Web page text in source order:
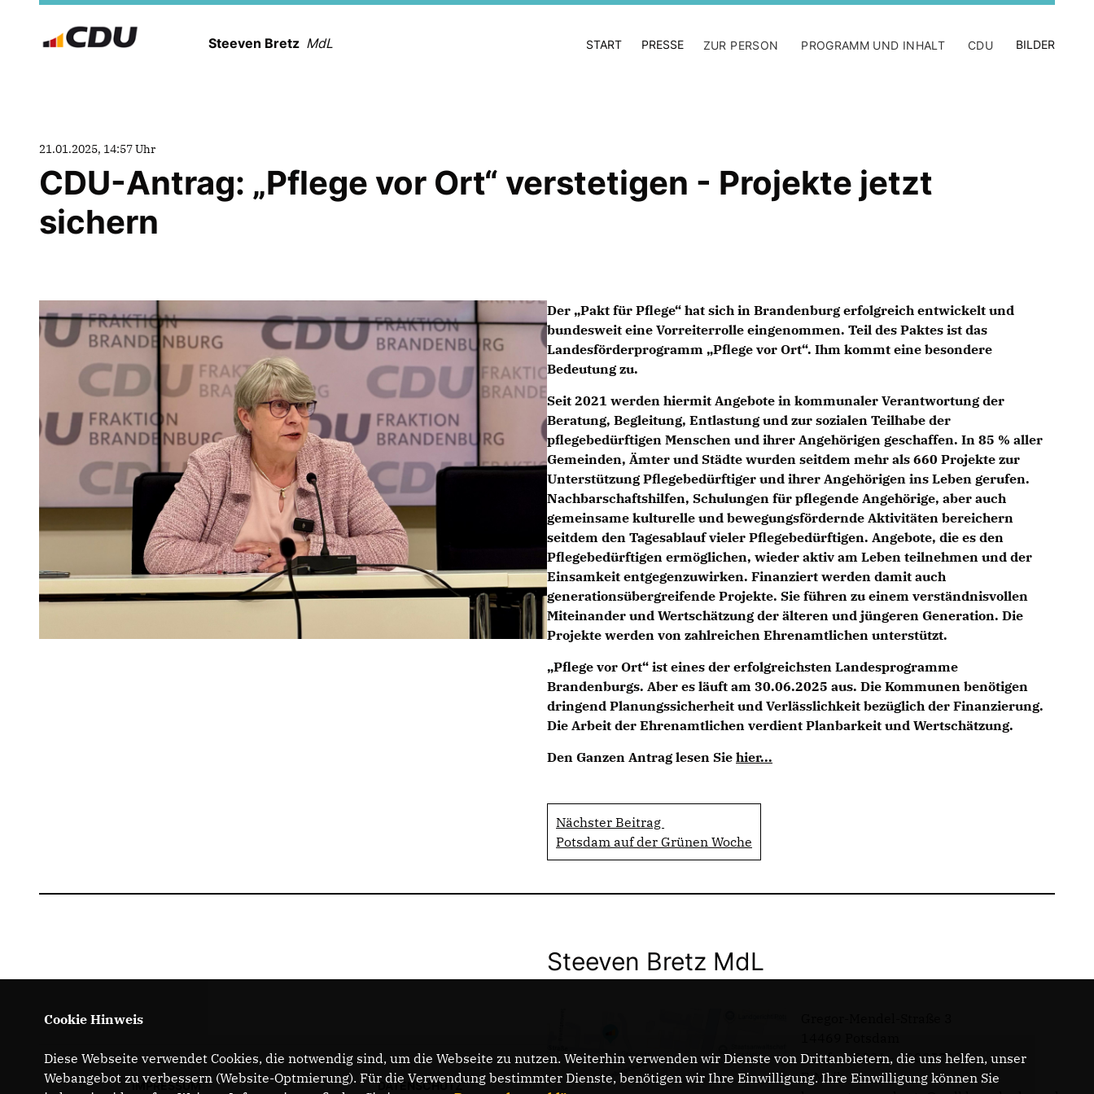
Steeven Bretz MdL START PRESSE ZUR PERSON PROGRAMM UND INHALT CDU BILDER
21.01.2025, 14:57 Uhr
CDU-Antrag: „Pflege vor Ort“ verstetigen - Projekte jetzt
sichern
Der „Pakt für Pflege“ hat sich in Brandenburg erfolgreich entwickelt und
bundesweit eine Vorreiterrolle eingenommen. Teil des Paktes ist das
Landesförderprogramm „Pflege vor Ort“. Ihm kommt eine besondere
Bedeutung zu.
Seit 2021 werden hiermit Angebote in kommunaler Verantwortung der
Beratung, Begleitung, Entlastung und zur sozialen Teilhabe der
pflegebedürftigen Menschen und ihrer Angehörigen geschaffen. In 85 % aller
Gemeinden, Ämter und Städte wurden seitdem mehr als 660 Projekte zur
Unterstützung Pflegebedürftiger und ihrer Angehörigen ins Leben gerufen.
Nachbarschaftshilfen, Schulungen für pflegende Angehörige, aber auch
gemeinsame kulturelle und bewegungsfördernde Aktivitäten bereichern
seitdem den Tagesablauf vieler Pflegebedürftigen. Angebote, die es den
Pflegebedürftigen ermöglichen, wieder aktiv am Leben teilnehmen und der
Einsamkeit entgegenzuwirken. Finanziert werden damit auch
generationsübergreifende Projekte. Sie führen zu einem verständnisvollen
Miteinander und Wertschätzung der älteren und jüngeren Generation. Die
Projekte werden von zahlreichen Ehrenamtlichen unterstützt.
Pflege vor Ort“ ist eines der erfolgreichsten Landesprogramme
Brandenburgs. Aber es läuft am 30.06.2025 aus. Die Kommunen benötigen
dringend Planungssicherheit und Verlässlichkeit bezüglich der Finanzierung.
Die Arbeit der Ehrenamtlichen verdient Planbarkeit und Wertschätzung.
Den Ganzen Antrag lesen Sie hier...
Nächster Beitrag
Potsdam auf der Grünen Woche
IMPRESSUM DATENSCHUTZ
Steeven Bretz MdL
Telefon: 0331 - 20085713
E-Mail:
Cookie Hinweis
Diese Webseite verwendet Cookies, die notwendig sind, um die Webseite zu nutzen. Weiterhin verwenden wir Dienste von Drittanbietern, die uns helfen, unser
Webangebot zu verbessern (Website-Optmierung). Für die Verwendung bestimmter Dienste, benötigen wir Ihre Einwilligung. Ihre Einwilligung können Sie